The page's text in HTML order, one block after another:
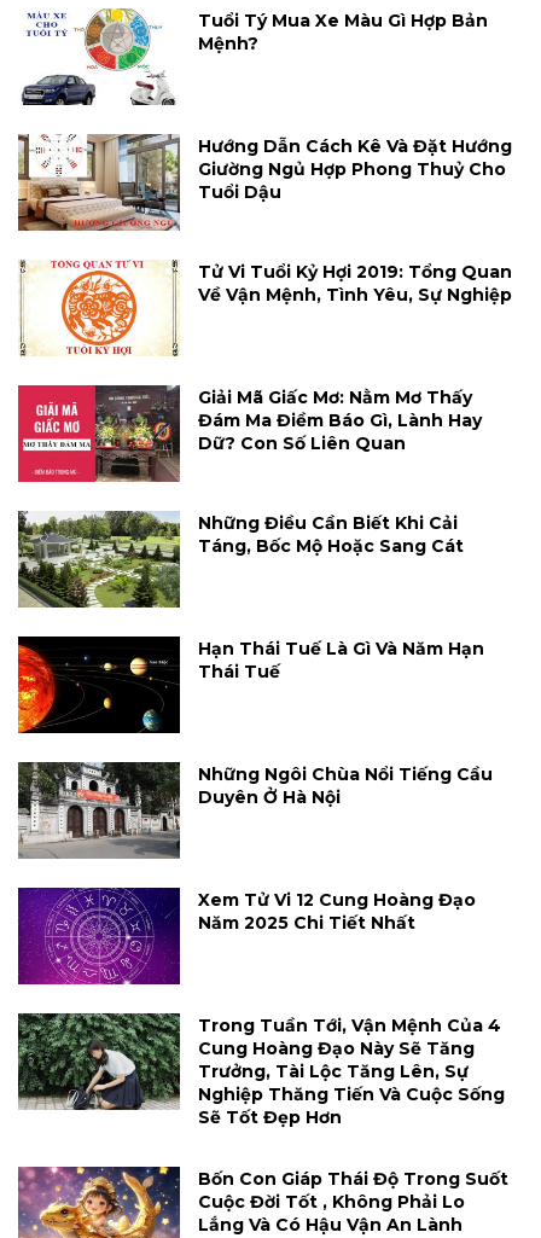
Tuổi Tý Mua Xe Màu Gì Hợp Bản
Mệnh?
Hướng Dẫn Cách Kê Và Đặt Hướng
Giường Ngủ Hợp Phong Thuỷ Cho
Tuổi Dậu
Tử Vi Tuổi Kỷ Hợi 2019: Tổng Quan
Về Vận Mệnh, Tình Yêu, Sự Nghiệp
Giải Mã Giấc Mơ: Nằm Mơ Thấy
Đám Ma Điềm Báo Gì, Lành Hay
Dữ? Con Số Liên Quan
Những Điều Cần Biết Khi Cải
Táng, Bốc Mộ Hoặc Sang Cát
Hạn Thái Tuế Là Gì Và Năm Hạn
Thái Tuế
Những Ngôi Chùa Nổi Tiếng Cầu
Duyên Ở Hà Nội
Xem Tử Vi 12 Cung Hoàng Đạo
Năm 2025 Chi Tiết Nhất
Trong Tuần Tới, Vận Mệnh Của 4
Cung Hoàng Đạo Này Sẽ Tăng
Trưởng, Tài Lộc Tăng Lên, Sự
Nghiệp Thăng Tiến Và Cuộc Sống
Sẽ Tốt Đẹp Hơn
Bốn Con Giáp Thái Độ Trong Suốt
Cuộc Đời Tốt , Không Phải Lo
Lắng Và Có Hậu Vận An Lành